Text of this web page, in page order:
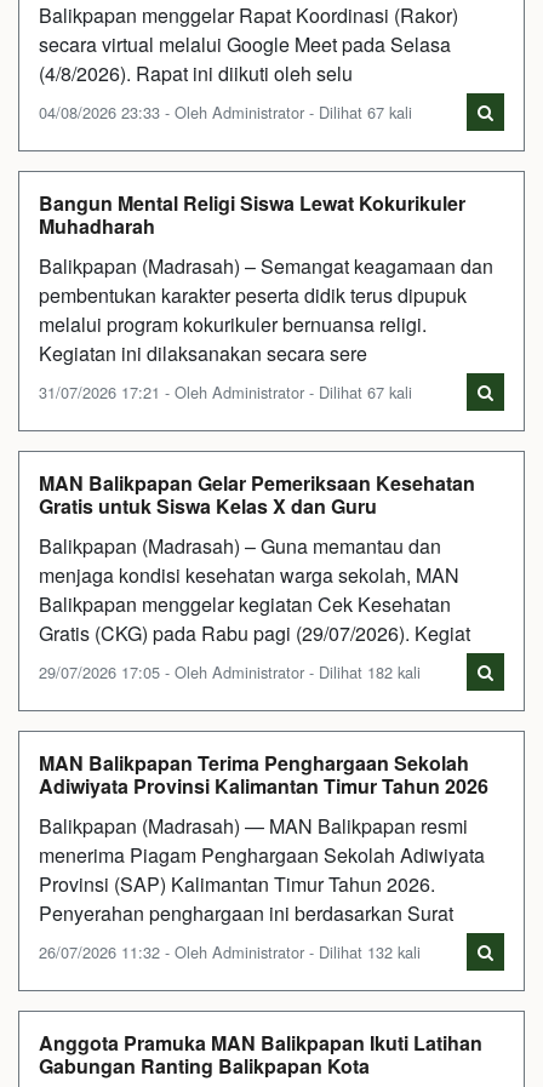
Balikpapan menggelar Rapat Koordinasi (Rakor)
secara virtual melalui Google Meet pada Selasa
(4/8/2026). Rapat ini diikuti oleh selu
04/08/2026 23:33 - Oleh Administrator - Dilihat 67 kali
Bangun Mental Religi Siswa Lewat Kokurikuler
Muhadharah
Balikpapan (Madrasah) – Semangat keagamaan dan
pembentukan karakter peserta didik terus dipupuk
melalui program kokurikuler bernuansa religi.
Kegiatan ini dilaksanakan secara sere
31/07/2026 17:21 - Oleh Administrator - Dilihat 67 kali
MAN Balikpapan Gelar Pemeriksaan Kesehatan
Gratis untuk Siswa Kelas X dan Guru
Balikpapan (Madrasah) – Guna memantau dan
menjaga kondisi kesehatan warga sekolah, MAN
Balikpapan menggelar kegiatan Cek Kesehatan
Gratis (CKG) pada Rabu pagi (29/07/2026). Kegiat
29/07/2026 17:05 - Oleh Administrator - Dilihat 182 kali
MAN Balikpapan Terima Penghargaan Sekolah
Adiwiyata Provinsi Kalimantan Timur Tahun 2026
Balikpapan (Madrasah) — MAN Balikpapan resmi
menerima Piagam Penghargaan Sekolah Adiwiyata
Provinsi (SAP) Kalimantan Timur Tahun 2026.
Penyerahan penghargaan ini berdasarkan Surat
26/07/2026 11:32 - Oleh Administrator - Dilihat 132 kali
Anggota Pramuka MAN Balikpapan Ikuti Latihan
Gabungan Ranting Balikpapan Kota